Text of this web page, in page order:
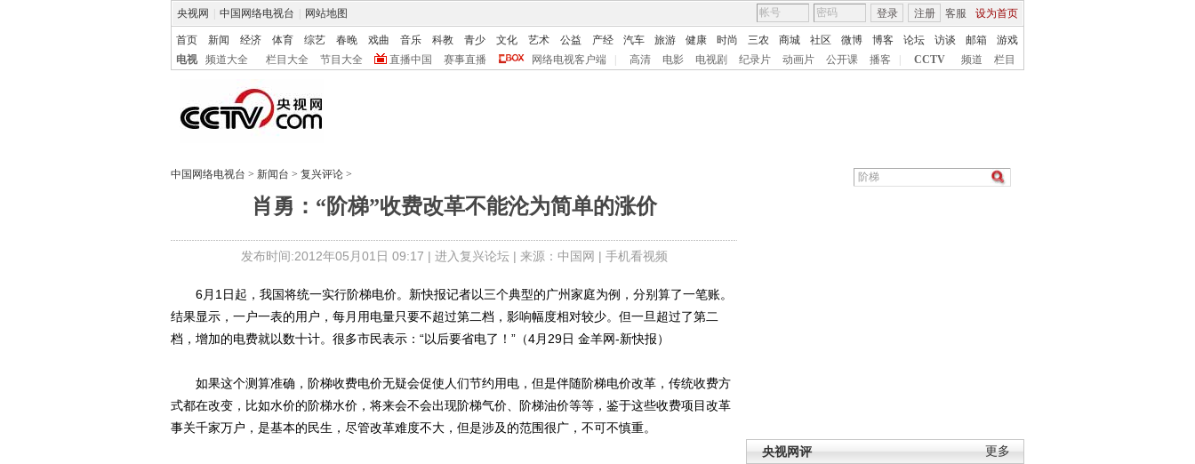
央视网 中国网络电视台 网站地图 客服 设为首页
登录 注册
首页 新闻 经济 体育 综艺 春晚 戏曲 音乐 科教 青少 文化 艺术 公益 产经 汽车 旅游 健康 时尚 三农 商城 社区 微博 博客 论坛 访谈 邮箱
游戏
电视
频道大全 栏目大全 节目大全 直播中国 赛事直播 网络电视客户端 高清 电影 电视剧 纪录片 动画片 公开课 播客 CCTV 频道 栏目
中国网络电视台 > 新闻台 > 复兴评论 >
肖勇：“阶梯”收费改革不能沦为简单的涨价
发布时间:2012年05月01日 09:17 | 进入复兴论坛| 来源：中国网 | 手机看视频
更多
央视网评
6月1日起，我国将统一实行阶梯电价。新快报记者以三个典型的广州家庭为例，分别算了一笔账。
结果显示，一户一表的用户，每月用电量只要不超过第二档，影响幅度相对较少。但一旦超过了第二
档，增加的电费就以数十计。很多市民表示：“以后要省电了！”（4月29日 金羊网-新快报）
如果这个测算准确，阶梯收费电价无疑会促使人们节约用电，但是伴随阶梯电价改革，传统收费方
式都在改变，比如水价的阶梯水价，将来会不会出现阶梯气价、阶梯油价等等，鉴于这些收费项目改革
事关千家万户，是基本的民生，尽管改革难度不大，但是涉及的范围很广，不可不慎重。